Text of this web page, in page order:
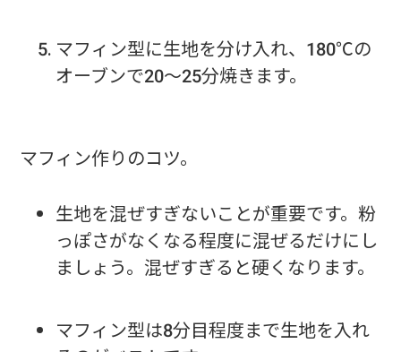
マフィン型に生地を分け入れ、180℃の
オーブンで20〜25分焼きます。
マフィン作りのコツ。
生地を混ぜすぎないことが重要です。粉
っぽさがなくなる程度に混ぜるだけにし
ましょう。混ぜすぎると硬くなります。
マフィン型は8分目程度まで生地を入れ